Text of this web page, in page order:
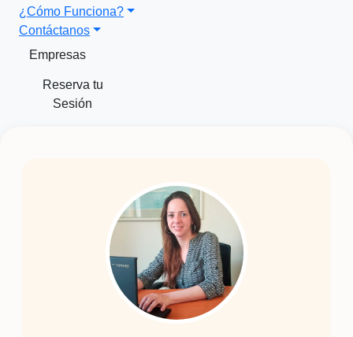
¿Cómo Funciona?
Contáctanos
Empresas
Reserva tu
Sesión